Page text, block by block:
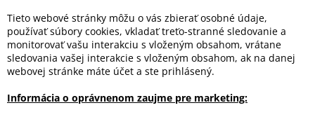
Tieto webové stránky môžu o vás zbierať osobné údaje,
používať súbory cookies, vkladať treťo-stranné sledovanie a
monitorovať vašu interakciu s vloženým obsahom, vrátane
sledovania vašej interakcie s vloženým obsahom, ak na danej
webovej stránke máte účet a ste prihlásený.
Informácia o oprávnenom zaujme pre marketing: